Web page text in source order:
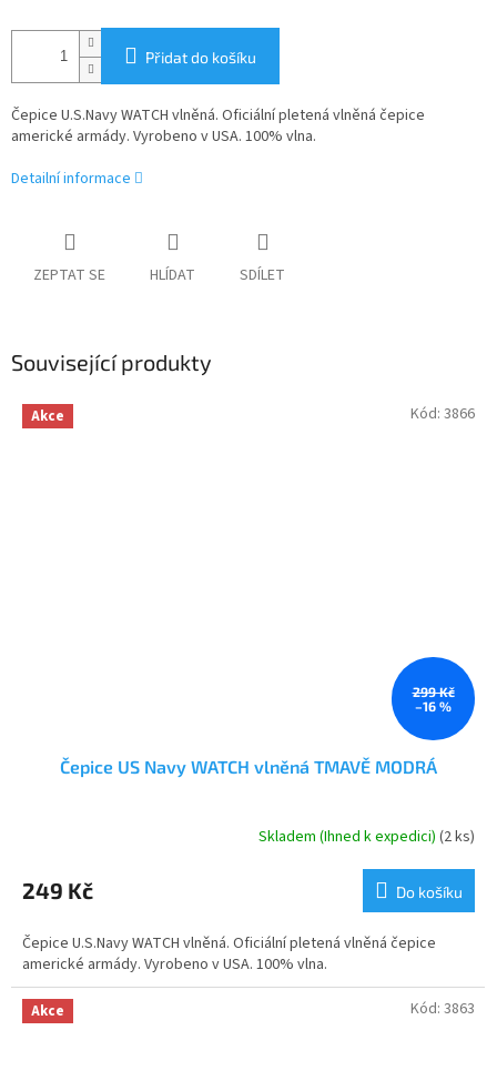
Přidat do košíku
Čepice U.S.Navy WATCH vlněná. Oficiální pletená vlněná čepice
americké armády. Vyrobeno v USA. 100% vlna.
Detailní informace
ZEPTAT SE HLÍDAT SDÍLET
Související produkty
Akce
299 Kč
–16 %
Čepice US Navy WATCH vlněná TMAVĚ MODRÁ
produktu
je
z
5
hvězdiček.
Skladem (Ihned k expedici)(2 ks)
249 Kč Do košíku
Čepice U.S.Navy WATCH vlněná. Oficiální pletená vlněná čepice
americké armády. Vyrobeno v USA. 100% vlna.
Kód: 3866
Akce Kód: 3863